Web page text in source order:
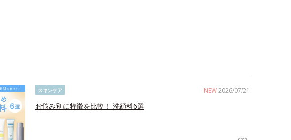
NEW 2026/07/21
スキンケア
お悩み別に特徴を比較！ 洗顔料6選